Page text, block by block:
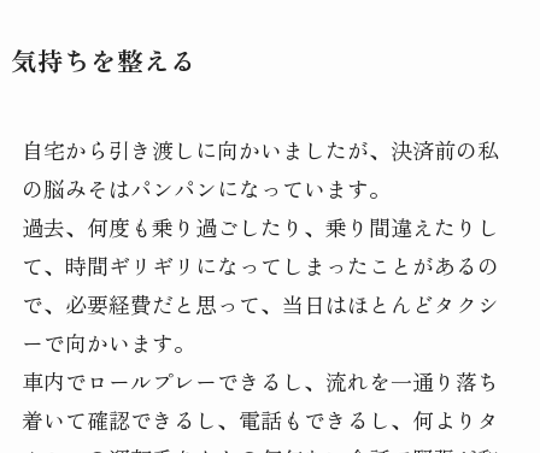
気持ちを整える
自宅から引き渡しに向かいましたが、決済前の私
の脳みそはパンパンになっています。
過去、何度も乗り過ごしたり、乗り間違えたりし
て、時間ギリギリになってしまったことがあるの
で、必要経費だと思って、当日はほとんどタクシ
ーで向かいます。
車内でロールプレーできるし、流れを一通り落ち
着いて確認できるし、電話もできるし、何よりタ